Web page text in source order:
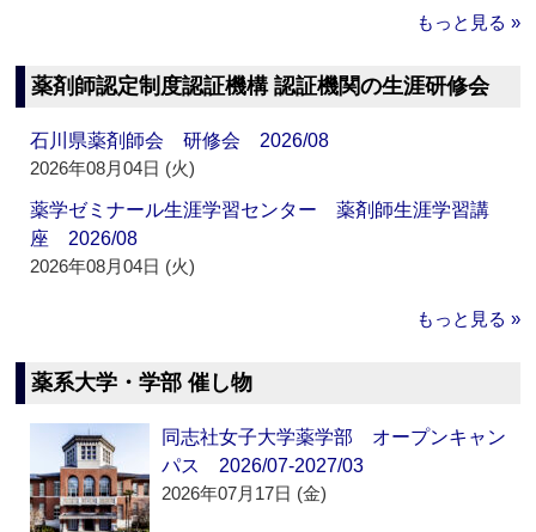
もっと見る »
薬剤師認定制度認証機構 認証機関の生涯研修会
石川県薬剤師会 研修会 2026/08
2026年08月04日 (火)
薬学ゼミナール生涯学習センター 薬剤師生涯学習講
座 2026/08
2026年08月04日 (火)
もっと見る »
薬系大学・学部 催し物
同志社女子大学薬学部 オープンキャン
パス 2026/07-2027/03
2026年07月17日 (金)